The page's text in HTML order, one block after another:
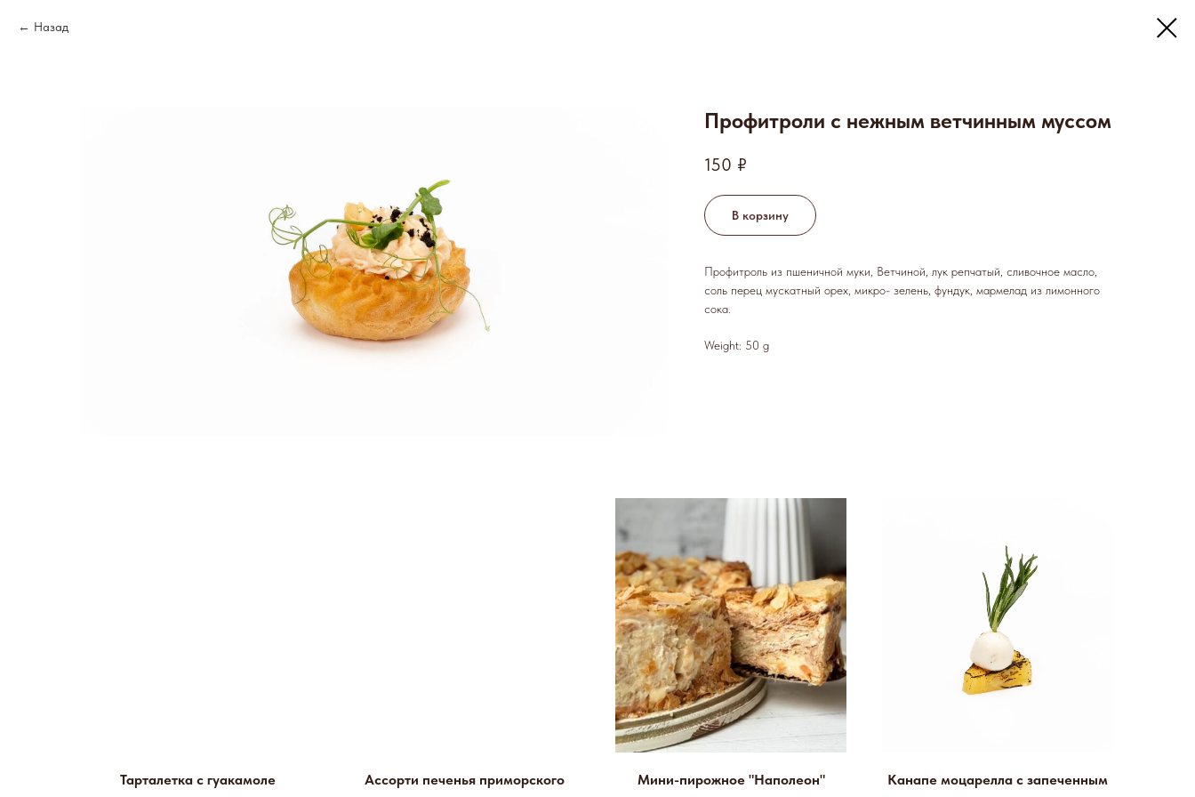
Назад
Профитроли с нежным ветчинным муссом
150 ₽
В корзину
Профитроль из пшеничной муки, Ветчиной, лук репчатый, сливочное масло,
соль перец мускатный орех, микро- зелень, фундук, мармелад из лимонного
сока.
Weight: 50 g
Тарталетка с гуакамоле
Ассорти печенья приморского
Мини-пирожное "Наполеон"
Канапе моцарелла с запеченным